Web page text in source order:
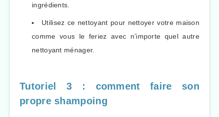
ingrédients.
Utilisez ce nettoyant pour nettoyer votre maison
comme vous le feriez avec n’importe quel autre
nettoyant ménager.
Tutoriel 3 : comment faire son
propre shampoing